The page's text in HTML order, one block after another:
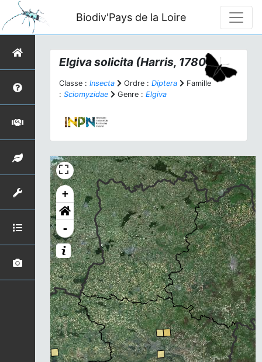
Biodiv'Pays de la Loire
Elgiva solicita (Harris, 1780)
Classe : Insecta Ordre : Diptera
Famille
: Sciomyzidae Genre : Elgiva
+
-